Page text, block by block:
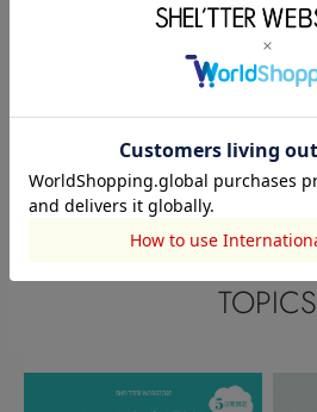
STYLEMIXER
早田愛
159cm
閲覧中カテゴリーのランキング
TOPICS